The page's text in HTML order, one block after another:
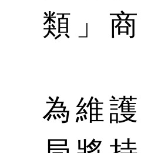
類」
為維